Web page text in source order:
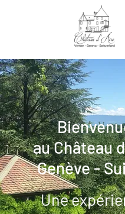
au Château
Genève -
Une